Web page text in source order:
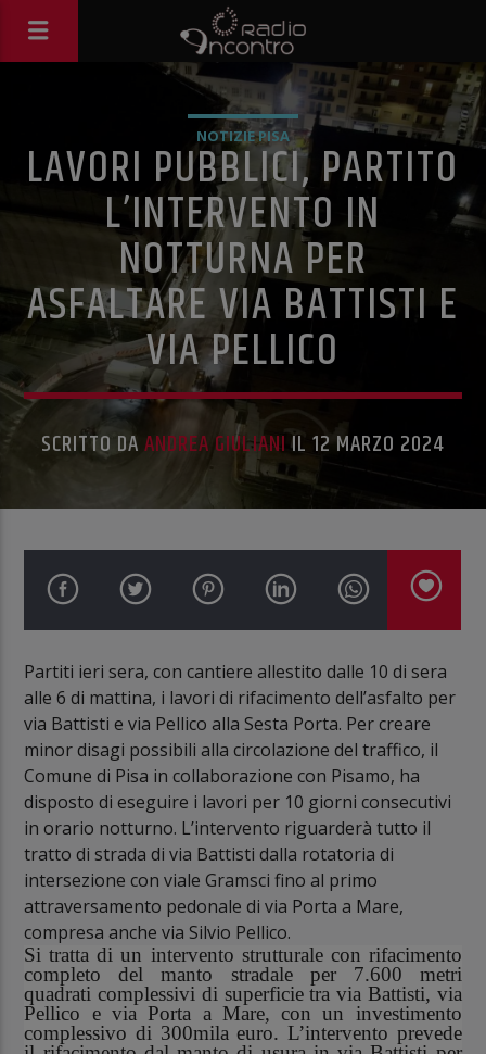
NOTIZIE PISA
LAVORI PUBBLICI, PARTITO
L’INTERVENTO IN
NOTTURNA PER
ASFALTARE VIA BATTISTI E
VIA PELLICO
SCRITTO DAANDREA GIULIANIIL 12 MARZO 2024
Partiti ieri sera, con cantiere allestito dalle 10 di sera
alle 6 di mattina, i lavori di rifacimento dell’asfalto per
via Battisti e via Pellico alla Sesta Porta. Per creare
minor disagi possibili alla circolazione del traffico, il
Comune di Pisa in collaborazione con Pisamo, ha
disposto di eseguire i lavori per 10 giorni consecutivi
in orario notturno. L’intervento riguarderà tutto il
tratto di strada di via Battisti dalla rotatoria di
intersezione con viale Gramsci fino al primo
attraversamento pedonale di via Porta a Mare,
compresa anche via Silvio Pellico.
Si tratta di un intervento strutturale con rifacimento
completo del manto stradale per 7.600 metri
quadrati complessivi di superficie tra via Battisti, via
Pellico e via Porta a Mare, con un investimento
complessivo di 300mila euro. L’intervento prevede